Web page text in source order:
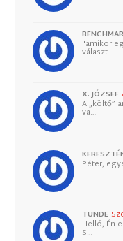
"amikor
választ…
X. JÓZSEF
A „költő”
va…
Péter,
TUNDE
Helló, Én
S…